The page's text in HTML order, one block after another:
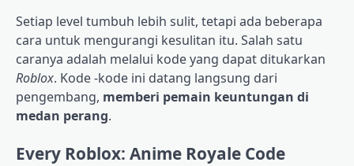
Setiap level tumbuh lebih sulit, tetapi ada beberapa
cara untuk mengurangi kesulitan itu. Salah satu
caranya adalah melalui kode yang dapat ditukarkan
Roblox. Kode -kode ini datang langsung dari
pengembang, memberi pemain keuntungan di
medan perang.
Every Roblox: Anime Royale Code